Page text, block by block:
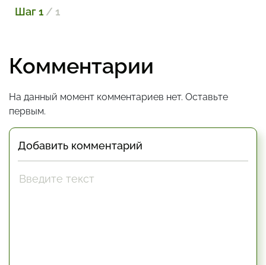
Шаг 1 / 1
Комментарии
На данный момент комментариев нет. Оставьте
первым.
Добавить комментарий